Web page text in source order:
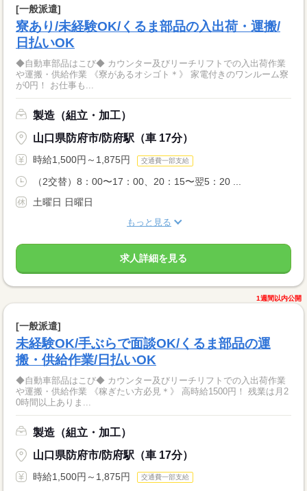
[一般派遣]
寮あり/未経験OK/くるま部品の入出荷・運搬/
日払いOK
◆自動車部品はこび◆ カウンター及びリーチリフトでの入出荷作業
や運搬・供給作業 《寮があるオシゴト＊》 家電付きのワンルーム寮
が0円！ お仕事も...
製造（組立・加工）
山口県防府市/防府駅（車 17分）
時給1,500円～1,875円 交通費一部支給
（2交替）8：00〜17：00、20：15〜翌5：20 ...
土曜日 日曜日
もっと見る
求人詳細を見る
1週間以内公開
[一般派遣]
未経験OK/手ぶらで面談OK/くるま部品の運
搬・供給作業/日払いOK
◆自動車部品はこび◆ カウンター及びリーチリフトでの入出荷作業
や運搬・供給作業 《稼ぎたい方必見＊》 高時給1500円！ 残業は月2
0時間以上ありま...
製造（組立・加工）
山口県防府市/防府駅（車 17分）
時給1,500円～1,875円 交通費一部支給